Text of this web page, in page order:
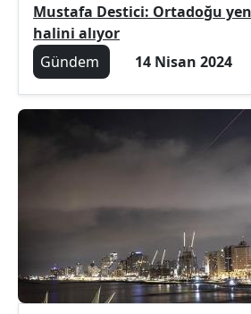
Mustafa Destici: Ortadoğu
halini alıyor
Gündem
14 Nisan 2024